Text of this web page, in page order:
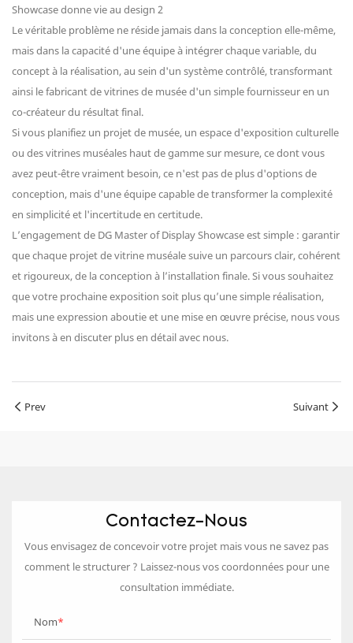
Le véritable problème ne réside jamais dans la conception elle-même,
mais dans la capacité d'une équipe à intégrer chaque variable, du
concept à la réalisation, au sein d'un système contrôlé, transformant
ainsi le fabricant de vitrines de musée d'un simple fournisseur en un
co-créateur du résultat final.
Si vous planifiez un projet de musée, un espace d'exposition culturelle
ou des vitrines muséales haut de gamme sur mesure, ce dont vous
avez peut-être vraiment besoin, ce n'est pas de plus d'options de
conception, mais d'une équipe capable de transformer la complexité
en simplicité et l'incertitude en certitude.
L’engagement de DG Master of Display Showcase est simple : garantir
que chaque projet de vitrine muséale suive un parcours clair, cohérent
et rigoureux, de la conception à l’installation finale. Si vous souhaitez
que votre prochaine exposition soit plus qu’une simple réalisation,
mais une expression aboutie et une mise en œuvre précise, nous vous
invitons à en discuter plus en détail avec nous.
Prev Suivant
Contactez-Nous
Vous envisagez de concevoir votre projet mais vous ne savez pas
comment le structurer ? Laissez-nous vos coordonnées pour une
consultation immédiate.
Nom